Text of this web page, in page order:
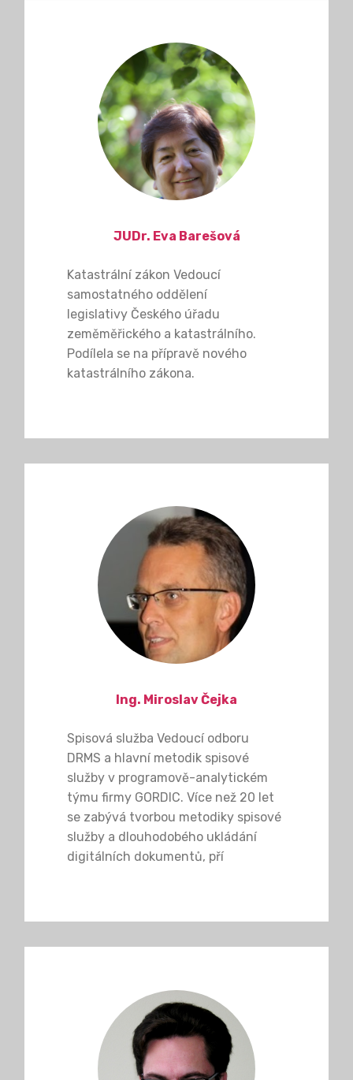
JUDr. Eva Barešová
Katastrální zákon Vedoucí
samostatného oddělení
legislativy Českého úřadu
zeměměřického a katastrálního.
Podílela se na přípravě nového
katastrálního zákona.
Ing. Miroslav Čejka
Spisová služba Vedoucí odboru
DRMS a hlavní metodik spisové
služby v programově-analytickém
týmu firmy GORDIC. Více než 20 let
se zabývá tvorbou metodiky spisové
služby a dlouhodobého ukládání
digitálních dokumentů, pří